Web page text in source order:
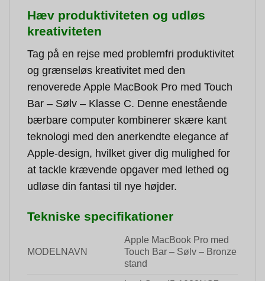
Hæv produktiviteten og udløs
kreativiteten
Tag på en rejse med problemfri produktivitet
og grænseløs kreativitet med den
renoverede Apple MacBook Pro med Touch
Bar – Sølv – Klasse C. Denne enestående
bærbare computer kombinerer skære kant
teknologi med den anerkendte elegance af
Apple-design, hvilket giver dig mulighed for
at tackle krævende opgaver med lethed og
udløse din fantasi til nye højder.
Tekniske specifikationer
MODELNAVN
Apple MacBook Pro med
Touch Bar – Sølv– Bronze
stand